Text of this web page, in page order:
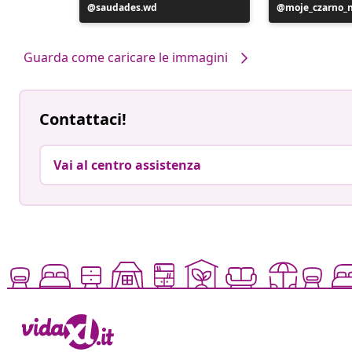
Post
pubblicato
saudades.wd
Post
pubblicato
Guarda come caricare le immagini
Contattaci!
Vai al centro assistenza